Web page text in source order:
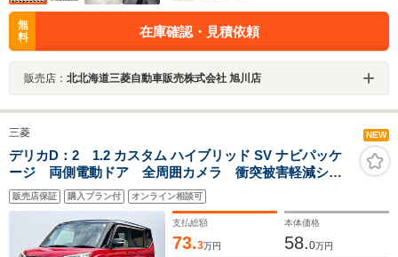
無
料
在庫確認・見積依頼
販売店： 北北海道三菱自動車販売株式会社 旭川店
三菱 NEW
デリカD：2 1.2 カスタム ハイブリッド SV ナビパッケ
ージ 両側電動ドア 全周囲カメラ 衝突被害軽減シス
テム 禁煙車 シートヒーター ドラレコ LEDヘッ
ド ETC クルコン 純正15インチアルミ 車線逸脱警
報 オートライト オートエアコン
販売店保証 購入プラン付 オンライン相談可
支払総額
73.3万円
本体価格
58.0万円